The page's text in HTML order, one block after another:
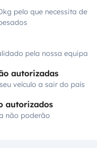
pelo que necessita de
pela nossa equipa
autorizadas
veículo a sair do país
autorizados
não poderão